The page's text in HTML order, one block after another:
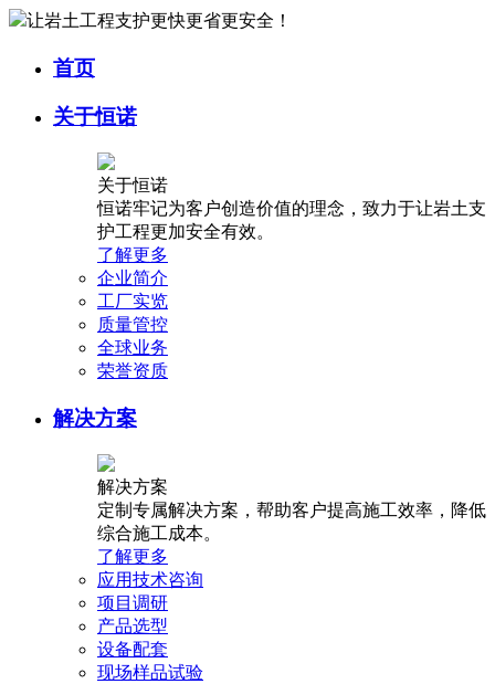
让岩土工程支护更快更省更安全！
首页
关于恒诺
关于恒诺
恒诺牢记为客户创造价值的理念，致力于让岩土支
护工程更加安全有效。
了解更多
企业简介
工厂实览
质量管控
全球业务
荣誉资质
解决方案
解决方案
定制专属解决方案，帮助客户提高施工效率，降低
综合施工成本。
了解更多
应用技术咨询
项目调研
产品选型
设备配套
现场样品试验